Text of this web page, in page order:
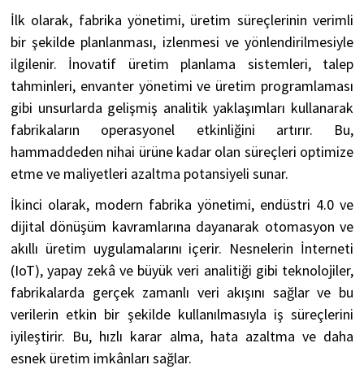
İlk olarak, fabrika yönetimi, üretim süreçlerinin verimli
bir şekilde planlanması, izlenmesi ve yönlendirilmesiyle
ilgilenir. İnovatif üretim planlama sistemleri, talep
tahminleri, envanter yönetimi ve üretim programlaması
gibi unsurlarda gelişmiş analitik yaklaşımları kullanarak
fabrikaların operasyonel etkinliğini artırır. Bu,
hammaddeden nihai ürüne kadar olan süreçleri optimize
etme ve maliyetleri azaltma potansiyeli sunar.
İkinci olarak, modern fabrika yönetimi, endüstri 4.0 ve
dijital dönüşüm kavramlarına dayanarak otomasyon ve
akıllı üretim uygulamalarını içerir. Nesnelerin İnterneti
(IoT), yapay zekâ ve büyük veri analitiği gibi teknolojiler,
fabrikalarda gerçek zamanlı veri akışını sağlar ve bu
verilerin etkin bir şekilde kullanılmasıyla iş süreçlerini
iyileştirir. Bu, hızlı karar alma, hata azaltma ve daha
esnek üretim imkânları sağlar.